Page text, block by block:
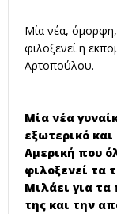
Μία νέα, όμορφη,
φιλοξενεί η
Αρτοπούλου.
Μία νέα
εξωτερικό
Αμερική που
φιλοξενεί τα
Μιλάει για τα
της και την